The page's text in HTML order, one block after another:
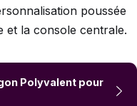
poussée
et la console centrale.
Polyvalent pour